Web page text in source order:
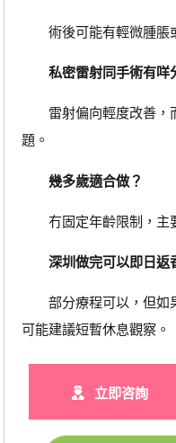
術後可能有輕微腫脹
私密雷射同手術有咩
雷射偏向輕度改善，
題。
幾多歲適合做？
冇固定年齡限制，主要
深圳做完可以即日返
部分療程可以，但如
可能建議短暫休息觀察。
立即咨詢